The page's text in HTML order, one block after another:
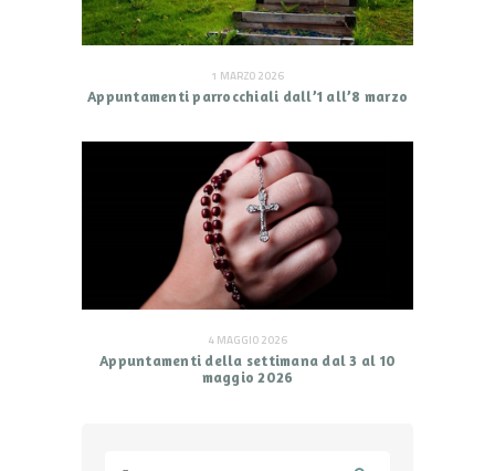
1 MARZO 2026
Appuntamenti parrocchiali dall’1 all’8 marzo
4 MAGGIO 2026
Appuntamenti della settimana dal 3 al 10
maggio 2026